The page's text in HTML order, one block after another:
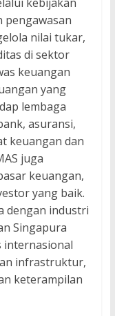
kebijakan
pengawasan
nilai tukar,
di sektor
keuangan
yang
lembaga
asuransi,
keuangan dan
juga
keuangan,
yang baik.
dengan industri
Singapura
internasional
infrastruktur,
keterampilan